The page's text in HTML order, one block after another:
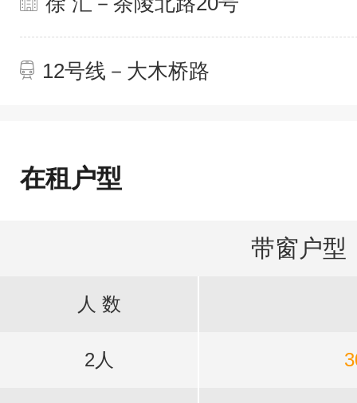
12号线－大木桥路
在租户型
带窗户型
人 数
2人